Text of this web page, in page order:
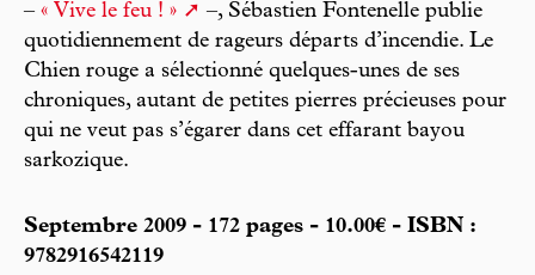
– « Vive le feu ! »
–, Sébastien Fontenelle publie
quotidiennement de rageurs départs d’incendie. Le
Chien rouge a sélectionné quelques-unes de ses
chroniques, autant de petites pierres précieuses pour
qui ne veut pas s’égarer dans cet effarant bayou
sarkozique.
Septembre 2009 - 172 pages - 10.00€ - ISBN :
9782916542119